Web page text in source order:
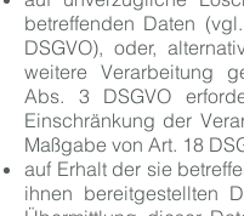
betreffenden Daten
DSGVO), oder,
weitere Verarbeitung
Abs. 3 DSGVO
Einschränkung der
Maßgabe von Art. 18
auf Erhalt der sie
ihnen bereitgestellten